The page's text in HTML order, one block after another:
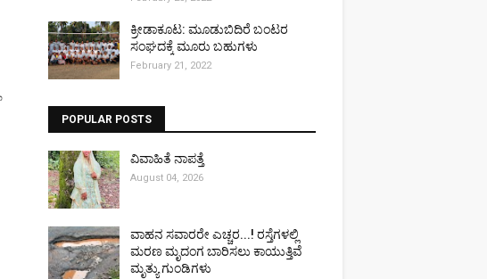
ಕ್ರೀಡಾಕೂಟ: ಮೂಡುಬಿದಿರೆ ಬಂಟರ
ಸಂಘದಕ್ಕೆ ಮೂರು ಬಹುಗಳು
February 21, 2022
POPULAR POSTS
ವಿವಾಹಿತೆ ನಾಪತ್ತೆ
August 04, 2026
ವಾಹನ ಸವಾರರೇ ಎಚ್ಚರ...! ರಸ್ತೆಗಳಲ್ಲಿ
ಮರಣ ಮೃದಂಗ ಬಾರಿಸಲು ಕಾಯುತ್ತಿವೆ
ಮೃತ್ಯು ಗುಂಡಿಗಳು